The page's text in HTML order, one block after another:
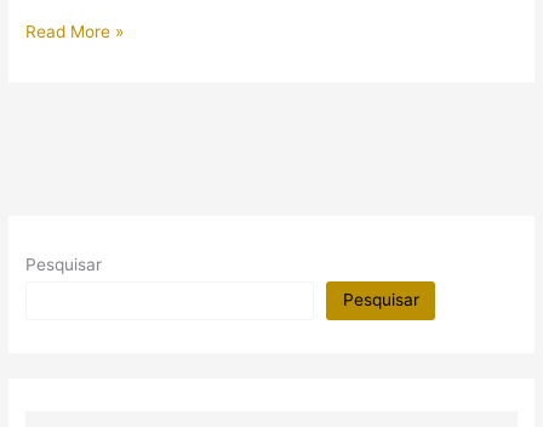
A
milenar
Read More »
Pesquisar
Pesquisar